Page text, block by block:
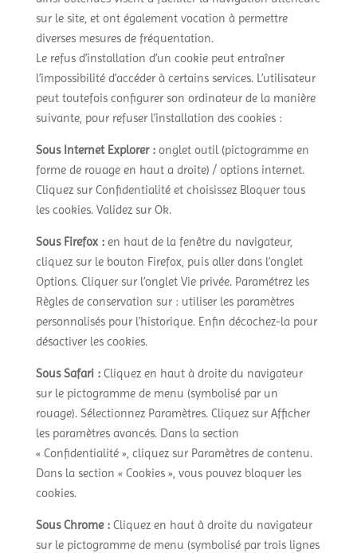
sur le site, et ont également vocation à permettre
diverses mesures de fréquentation.
Le refus d’installation d’un cookie peut entraîner
l’impossibilité d’accéder à certains services. L’utilisateur
peut toutefois configurer son ordinateur de la manière
suivante, pour refuser l’installation des cookies :
Sous Internet Explorer :onglet outil (pictogramme en
forme de rouage en haut a droite) / options internet.
Cliquez sur Confidentialité et choisissez Bloquer tous
les cookies. Validez sur Ok.
Sous Firefox :en haut de la fenêtre du navigateur,
cliquez sur le bouton Firefox, puis aller dans l’onglet
Options. Cliquer sur l’onglet Vie privée. Paramétrez les
Règles de conservation sur : utiliser les paramètres
personnalisés pour l’historique. Enfin décochez-la pour
désactiver les cookies.
Sous Safari :Cliquez en haut à droite du navigateur
sur le pictogramme de menu (symbolisé par un
rouage). Sélectionnez Paramètres. Cliquez sur Afficher
les paramètres avancés. Dans la section
« Confidentialité », cliquez sur Paramètres de contenu.
Dans la section « Cookies », vous pouvez bloquer les
cookies.
Sous Chrome :Cliquez en haut à droite du navigateur
sur le pictogramme de menu (symbolisé par trois lignes